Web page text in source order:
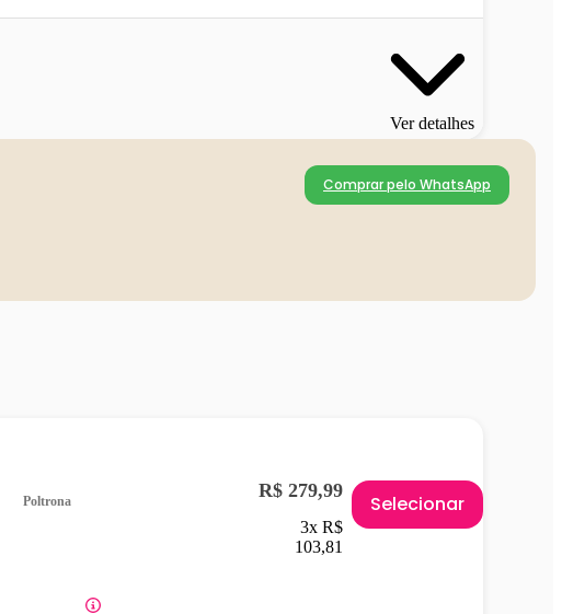
Ver detalhes
Comprar pelo WhatsApp
Poltrona R$ 279,99
3x R$
103,81
Selecionar